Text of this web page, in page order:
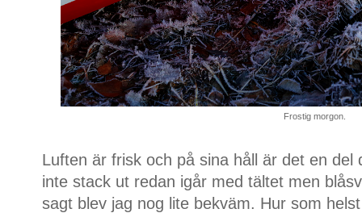
Frostig morgon.
Luften är frisk och på sina håll är det en
inte stack ut redan igår med tältet men
sagt blev jag nog lite bekväm. Hur som